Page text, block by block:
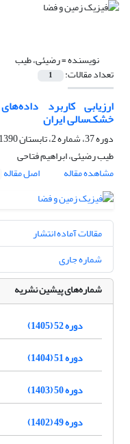
نویسنده =رضیئی، طیب
تعداد مقالات: 1
خشک‌سالی ایران
دوره 37، شماره 2، تابستان 1390، صفحه
طیب رضیئی، ابراهیم فتاحی
مشاهده مقاله
اصل مقاله
مقالات آماده انتشار
شماره جاری
شماره‌های پیشین نشریه
دوره 52 (1405)
دوره 51 (1404)
دوره 50 (1403)
دوره 49 (1402)